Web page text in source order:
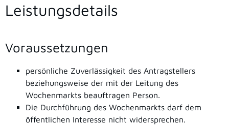
Leistungsdetails
Voraussetzungen
persönliche Zuverlässigkeit des Antragstellers
beziehungsweise der mit der Leitung des
Wochenmarkts beauftragen Person.
Die Durchführung des Wochenmarkts darf dem
öffentlichen Interesse nicht widersprechen.